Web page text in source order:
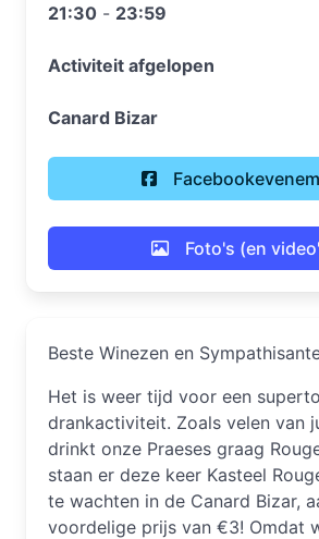
21:30 - 23:59
Activiteit afgelopen
Canard Bizar
Foto's (en
Beste Winezen en
Het is weer tijd voor een
drankactiviteit. Zoals velen van
drinkt onze Praeses graag
staan er deze keer Kasteel
te wachten in de Canard Bizar,
voordelige prijs van €3! Omdat